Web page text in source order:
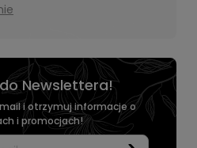
Newslettera!
i otrzymuj informacje o
i promocjach!